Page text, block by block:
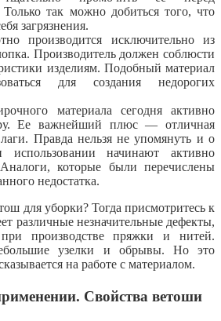
Только так можно добиться того, что
загрязнения.
производится исключительно из
Производитель должен соблюсти
изделиям. Подобный материал
для создания недорогих
материала сегодня активно
Ее важнейший плюс — отличная
Правда нельзя не упомянуть и о
начинают активно
которые были перечислены
недостатка.
для уборки? Тогда присмотритесь к
различные незначительные дефекты,
производстве пряжки и нитей.
узелки и обрывы. Но это
на работе с материалом.
Свойства ветоши